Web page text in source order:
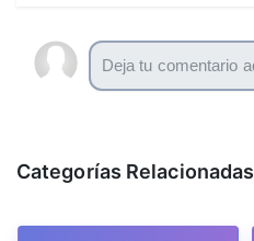
Categorías Relacionadas